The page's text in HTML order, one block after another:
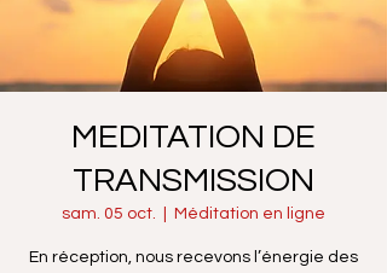
MEDITATION DE
TRANSMISSION
sam. 05 oct. Méditation en ligne
En réception, nous recevons l’énergie des